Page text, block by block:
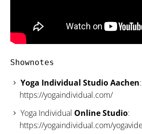
Shownotes
Yoga Individual Studio Aachen:
https://yogaindividual.com/
Yoga Individual OnlineStudio:
https://yogaindividual.com/